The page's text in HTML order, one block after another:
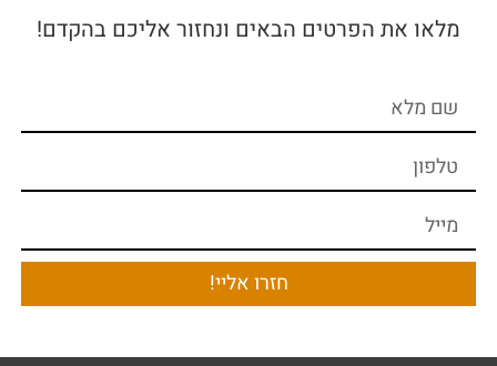
מלאו את הפרטים הבאים ונחזור אליכם בהקדם!
חזרו אליי!